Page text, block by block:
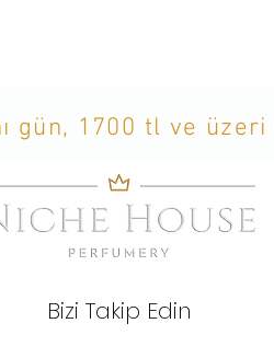
gün, 1700 tl ve
Bizi Takip Edin